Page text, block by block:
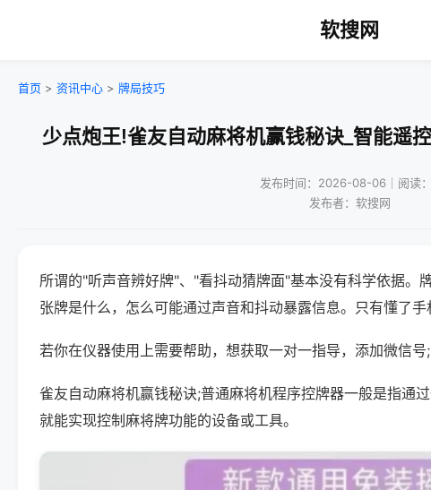
软搜网
首页 > 资讯中心 > 牌局技巧
少点炮王!雀友自动麻将机赢钱秘诀_智能遥
发布时间：2026-08-06｜阅读
发布者：软搜网
所谓的"听声音辨好牌"、"看抖动猜牌面"基本没有科学依据。
张牌是什么，怎么可能通过声音和抖动暴露信息。只有懂了手
若你在仪器使用上需要帮助，想获取一对一指导，添加微信号
雀友自动麻将机赢钱秘诀;普通麻将机程序控牌器一般是指通
就能实现控制麻将牌功能的设备或工具。